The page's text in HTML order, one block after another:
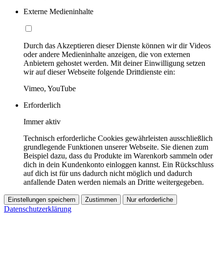
Externe Medieninhalte
Durch das Akzeptieren dieser Dienste können wir dir Videos
oder andere Medieninhalte anzeigen, die von externen
Anbietern gehostet werden. Mit deiner Einwilligung setzen
wir auf dieser Webseite folgende Drittdienste ein:
Vimeo, YouTube
Erforderlich
Immer aktiv
Technisch erforderliche Cookies gewährleisten ausschließlich
grundlegende Funktionen unserer Webseite. Sie dienen zum
Beispiel dazu, dass du Produkte im Warenkorb sammeln oder
dich in dein Kundenkonto einloggen kannst. Ein Rückschluss
auf dich ist für uns dadurch nicht möglich und dadurch
anfallende Daten werden niemals an Dritte weitergegeben.
Einstellungen speichern Zustimmen Nur erforderliche
Datenschutzerklärung